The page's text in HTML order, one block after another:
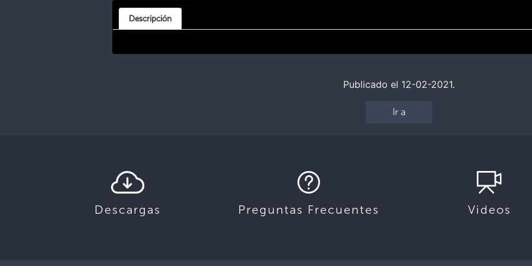
Descripción
Publicado el 12-02-2021.
Ir a
Descargas Preguntas Frecuentes Videos